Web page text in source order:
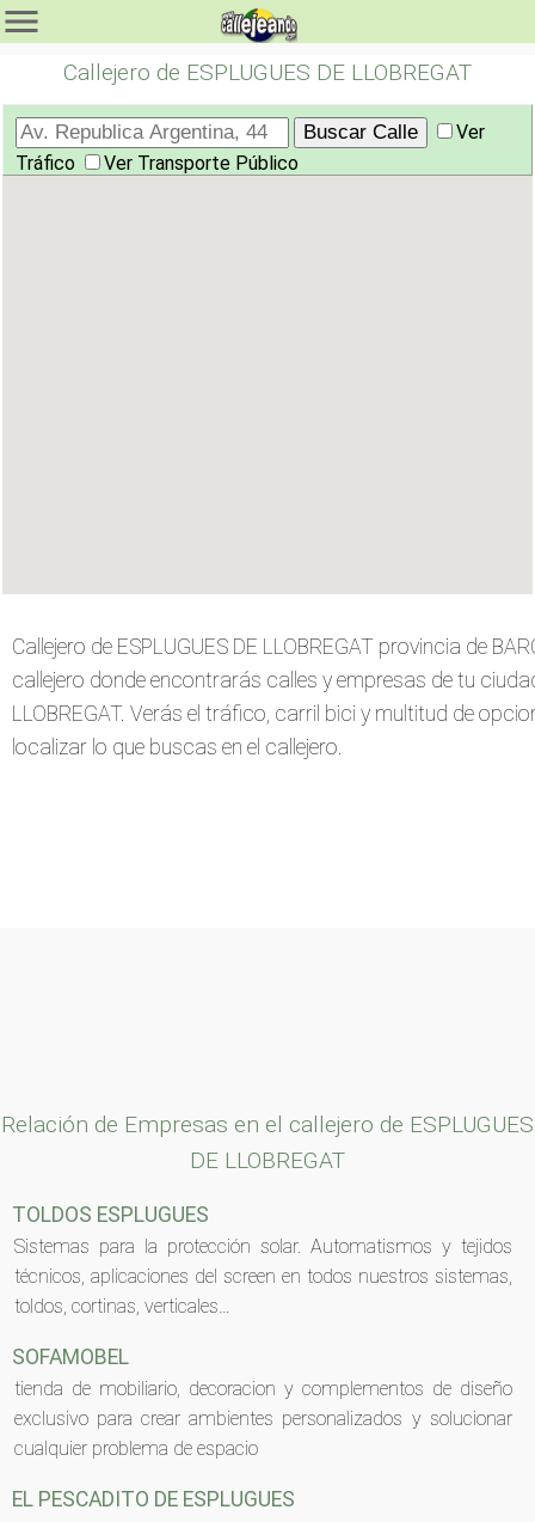
Callejero de ESPLUGUES DE LLOBREGAT
Ver
Tráfico
Ver Transporte Público
Callejero de ESPLUGUES DE LLOBREGAT provincia de
callejero donde encontrarás calles y empresas de tu
LLOBREGAT. Verás el tráfico, carril bici y multitud de
localizar lo que buscas en el callejero.
Relación de Empresas en el callejero de ESPLUGUES
DE LLOBREGAT
TOLDOS ESPLUGUES
Sistemas para la protección solar. Automatismos y tejidos
técnicos, aplicaciones del screen en todos nuestros sistemas,
toldos, cortinas, verticales…
SOFAMOBEL
tienda de mobiliario, decoracion y complementos de diseño
exclusivo para crear ambientes personalizados y solucionar
cualquier problema de espacio
EL PESCADITO DE ESPLUGUES